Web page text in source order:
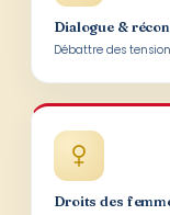
Dialogue &
Débattre des
Droits des